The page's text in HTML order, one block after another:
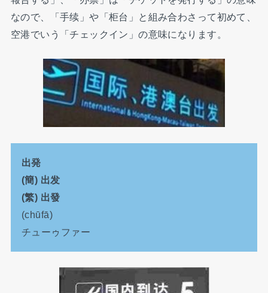
なので、「手续」や「柜台」と組み合わさって初めて、
空港でいう「チェックイン」の意味になります。
出発
(簡) 出发
(繁) 出發
(chūfā)
チューゥファー